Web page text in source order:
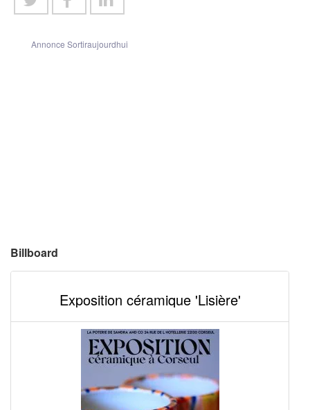
Annonce Sortiraujourdhui
Billboard
Exposition céramique 'Lisière'